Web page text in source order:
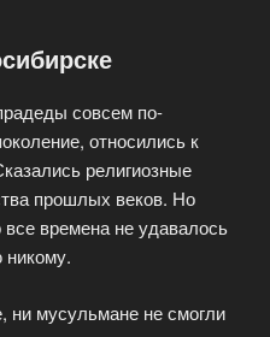
совсем по-
относились к
религиозные
прошлых веков. Но
все времена не удавалось
ни мусульмане не смогли